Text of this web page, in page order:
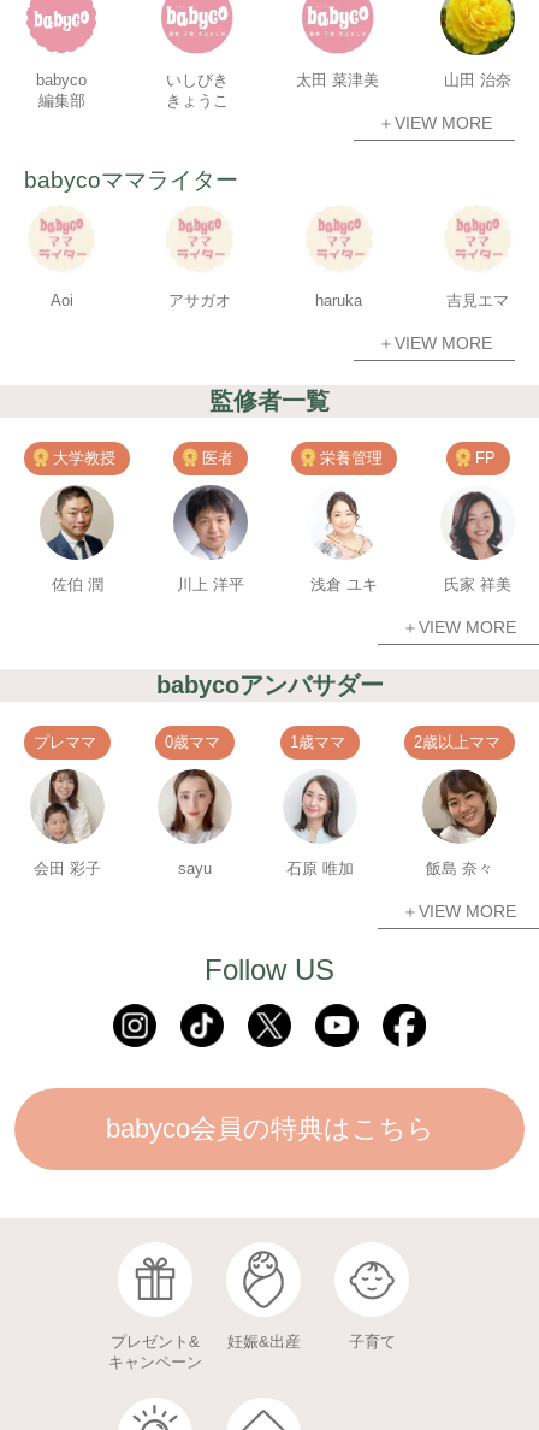
babyco
編集部
いしびき
きょうこ
太田 菜津美 山田 治奈
＋VIEW MORE
babycoママライター
Aoi アサガオ haruka 吉見エマ
＋VIEW MORE
監修者一覧
大学教授
佐伯 潤
医者
川上 洋平
栄養管理
浅倉 ユキ
FP
氏家 祥美
＋VIEW MORE
babycoアンバサダー
プレママ
会田 彩子
0歳ママ
sayu
1歳ママ
石原 唯加
2歳以上ママ
飯島 奈々
＋VIEW MORE
Follow US
babyco会員の特典はこちら
プレゼント&
キャンペーン
妊娠&出産 子育て